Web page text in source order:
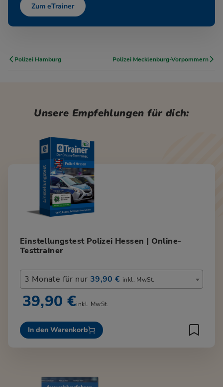
Zum eTrainer
Polizei Hamburg Polizei Mecklenburg-Vorpommern
Unsere Empfehlungen für dich:
Einstellungstest Polizei Hessen | Online-
Testtrainer
3 Monate für nur 39,90 € inkl. MwSt.
39,90 €inkl. MwSt.
In den Warenkorb